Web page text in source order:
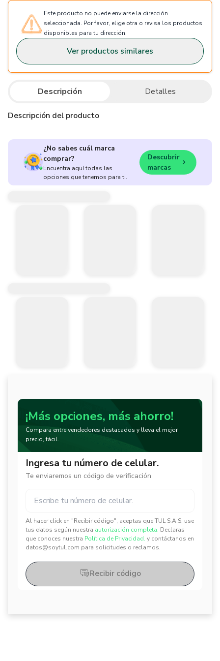
Este producto no puede enviarse la dirección
seleccionada. Por favor, elige otra o revisa los productos
disponibles para tu dirección.
Ver productos similares
Descripción Detalles
Descripción del producto
¿No sabes cuál marca
comprar?
Encuentra aquí todas las
opciones que tenemos para ti.
Descubrir
marcas
¡Más opciones, más ahorro!
Compara entre vendedores destacados y lleva el mejor
precio, fácil.
Ingresa tu número de celular.
Te enviaremos un código de verificación
Al hacer click en "Recibir código", aceptas que TUL S.A.S. use
tus datos según nuestra autorización completa. Declaras
que conoces nuestra Política de Privacidad. y contáctanos en
datos@soytul.com para solicitudes o reclamos.
✕
✕
Recibir código